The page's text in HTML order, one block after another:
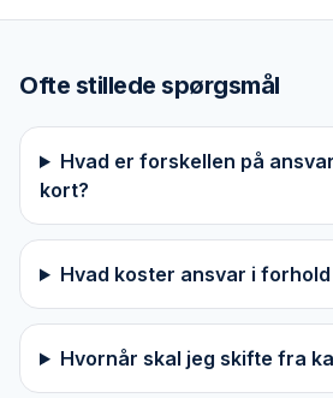
Ofte stillede spørgsmål
Hvad er forskellen på
kort?
Hvad koster ansvar i
Hvornår skal jeg skifte fra